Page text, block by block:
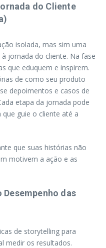
do Cliente
isolada, mas sim uma
jornada do cliente. Na fase
que eduquem e inspirem.
de como seu produto
depoimentos e casos de
etapa da jornada pode
guie o cliente até a
que suas histórias não
motivem a ação e as
das
de storytelling para
medir os resultados.